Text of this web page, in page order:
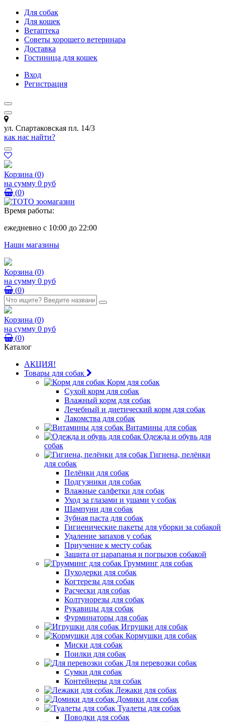
Для собак
Для кошек
Ветаптека
Советы хорошего ветеринара
Доставка
Гостиница для кошек
Вход
Регистрация
ул. Спартаковская пл. 14/3
как нас найти?
Корзина (0)
на сумму 0 руб
(0)
Время работы:
ежедневно с 10:00 до 22:00
Наши магазины
Корзина (0)
на сумму 0 руб
(0)
Корзина (0)
на сумму 0 руб
(0)
Каталог
АКЦИЯ!
Товары для собак
Корм для собак
Сухой корм для собак
Влажный корм для собак
Лечебный и диетический корм для собак
Лакомства для собак
Витамины для собак
Одежда и обувь для
собак
Гигиена, пелёнки
для собак
Пелёнки для собак
Подгузники для собак
Влажные салфетки для собак
Уход за глазами и ушами у собак
Шампуни для собак
Зубная паста для собак
Гигиенические пакеты для уборки за собакой
Удаление запахов у собак
Приучение к месту собак
Защита от царапанья и погрызов собакой
Грумминг для собак
Пуходерки для собак
Когтерезы для собак
Расчески для собак
Колтунорезы для собак
Рукавицы для собак
Фурминаторы для собак
Игрушки для собак
Кормушки для собак
Миски для собак
Поилки для собак
Для перевозки собак
Сумки для собак
Контейнеры для собак
Лежаки для собак
Домики для собак
Туалеты для собак
Поводки для собак